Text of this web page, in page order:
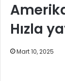
Hızla
Mart 10, 2025